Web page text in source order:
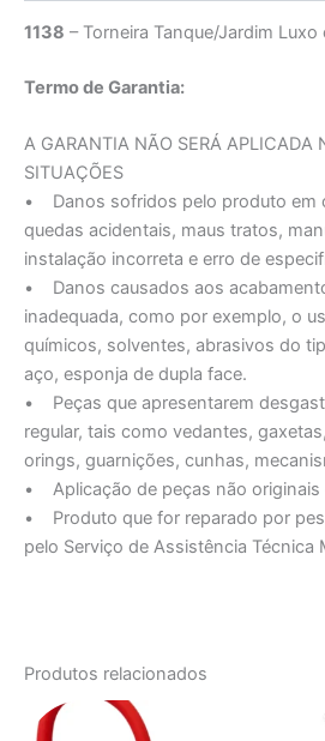
1138 – Torneira Tanque/Jardim
Termo de Garantia:
A GARANTIA NÃO SERÁ APLICADA
SITUAÇÕES
• Danos sofridos pelo produto em
quedas acidentais, maus tratos,
instalação incorreta e erro de
• Danos causados aos
inadequada, como por exemplo, o
químicos, solventes, abrasivos do
aço, esponja de dupla face.
• Peças que apresentarem
regular, tais como vedantes,
orings, guarnições, cunhas,
• Aplicação de peças não originais
• Produto que for reparado por
pelo Serviço de Assistência Técnica
Produtos relacionados